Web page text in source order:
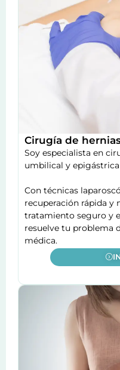
Cirugía de
Soy especialista en
umbilical y
Con técnicas
recuperación rápida y
tratamiento seguro y
resuelve tu problema
médica.